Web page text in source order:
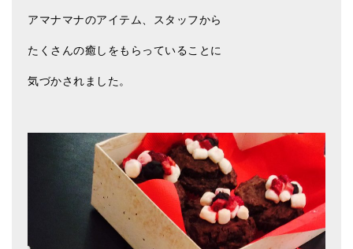
中級講座
ビギナー講師・養成講座
アマナマナのアイテム、スタッフから
たくさんの癒しをもらっていることに
気づかされました。